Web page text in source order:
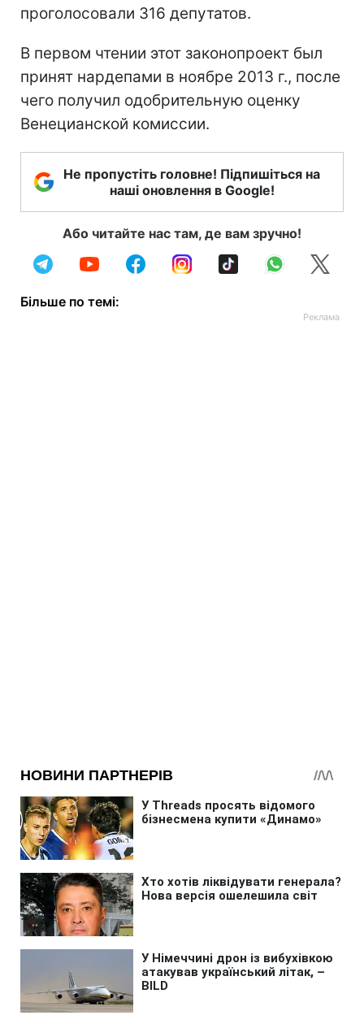
проголосовали 316 депутатов.
В первом чтении этот законопроект был
принят нардепами в ноябре 2013 г., после
чего получил одобрительную оценку
Венецианской комиссии.
Не пропустіть головне! Підпишіться на
наші оновлення в Google!
Або читайте нас там, де вам зручно!
Більше по темі: